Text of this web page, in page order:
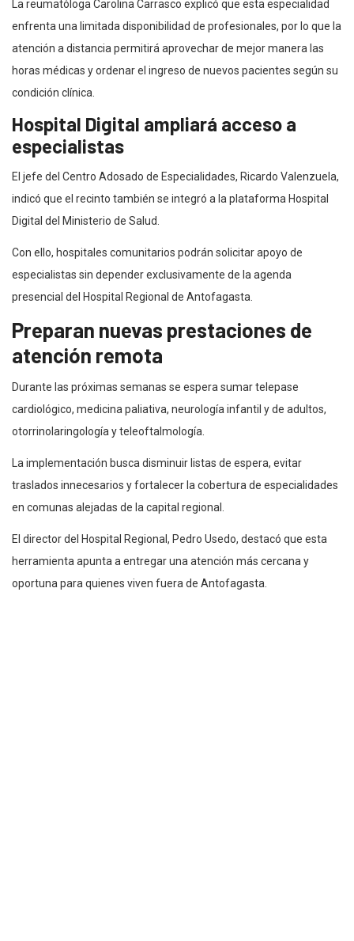
La reumatóloga Carolina Carrasco explicó que esta especialidad
enfrenta una limitada disponibilidad de profesionales, por lo que la
atención a distancia permitirá aprovechar de mejor manera las
horas médicas y ordenar el ingreso de nuevos pacientes según su
condición clínica.
Hospital Digital ampliará acceso a
especialistas
El jefe del Centro Adosado de Especialidades, Ricardo Valenzuela,
indicó que el recinto también se integró a la plataforma Hospital
Digital del Ministerio de Salud.
Con ello, hospitales comunitarios podrán solicitar apoyo de
especialistas sin depender exclusivamente de la agenda
presencial del Hospital Regional de Antofagasta.
Preparan nuevas prestaciones de
atención remota
Durante las próximas semanas se espera sumar telepase
cardiológico, medicina paliativa, neurología infantil y de adultos,
otorrinolaringología y teleoftalmología.
La implementación busca disminuir listas de espera, evitar
traslados innecesarios y fortalecer la cobertura de especialidades
en comunas alejadas de la capital regional.
El director del Hospital Regional, Pedro Usedo, destacó que esta
herramienta apunta a entregar una atención más cercana y
oportuna para quienes viven fuera de Antofagasta.